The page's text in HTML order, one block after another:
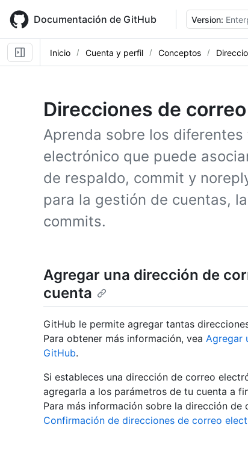
main
content
Documentación de GitHub Version:
Inicio Cuenta y perfil Conceptos
Direcciones de correo
Aprenda sobre los
electrónico que puede
de respaldo, commit y
para la gestión de cuentas,
commits.
Agregar una dirección de
cuenta
GitHub le permite agregar tantas
Para obtener más información, vea Agregar
GitHub.
Si estableces una dirección de correo
agregarla a los parámetros de tu cuenta a
Para más información sobre la dirección
Confirmación de direcciones de correo